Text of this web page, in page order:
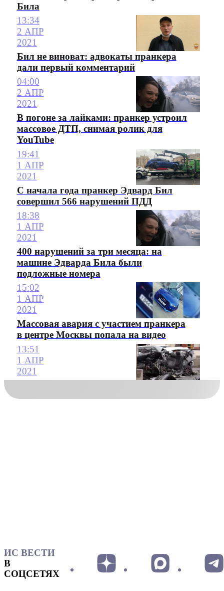
Била
13:34
2 АПР
2021
Бил не виноват: адвокаты пранкера
дали первый комментарий
04:00
2 АПР
2021
В погоне за лайками: пранкер устроил
массовое ДТП, снимая ролик для
YouTube
19:41
1 АПР
2021
С начала года пранкер Эдвард Бил
совершил 566 нарушений ПДД
18:38
1 АПР
2021
400 нарушений за три месяца: на
машине Эдварда Била были
подложные номера
15:02
1 АПР
2021
Массовая авария с участием пранкера
в центре Москвы попала на видео
13:51
1 АПР
2021
ИС ВЕСТИ
В
СОЦСЕТЯХ